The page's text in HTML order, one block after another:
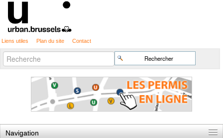
Liens utiles Plan du site Contact
Chercher par
Recherche
avancée…
Navigation